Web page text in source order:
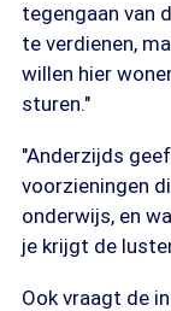
tegengaan van
te verdienen,
willen hier
sturen."
"Anderzijds
voorzieningen
onderwijs, en
je krijgt de
Ook vraagt de